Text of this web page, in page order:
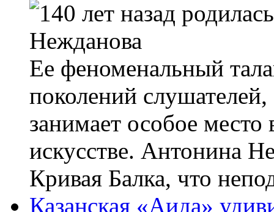
Ее феноменальный
поколений слушателей,
занимает особое
искусстве. Антонина
Кривая Балка, что
Казанская «Аида»